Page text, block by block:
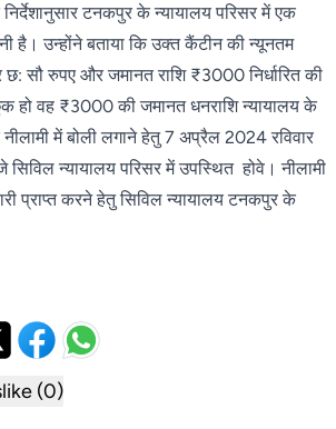
टनकपुर के न्यायालय परिसर में एक
है। उन्होंने बताया कि उक्त कैंटीन की न्यूनतम
सौ रुपए और जमानत राशि ₹3000 निर्धारित की
हो वह ₹3000 की जमानत धनराशि न्यायालय के
में बोली लगाने हेतु 7 अप्रैल 2024 रविवार
न्यायालय परिसर में उपस्थित होवे। नीलामी
प्राप्त करने हेतु सिविल न्यायालय टनकपुर के
(0)